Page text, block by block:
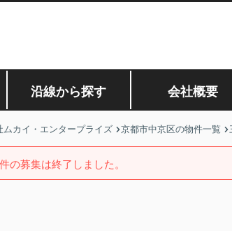
沿線から探す 会社概要
カイ・エンタープライズ 京都市中京区の物件一覧
の募集は終了しました。